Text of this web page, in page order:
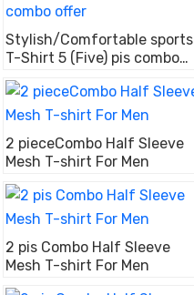
Stylish/Comfortable sports
T-Shirt 5 (Five) pis combo
offer
2 pieceCombo Half Sleeve
Mesh T-shirt For Men
2 pis Combo Half Sleeve
Mesh T-shirt For Men